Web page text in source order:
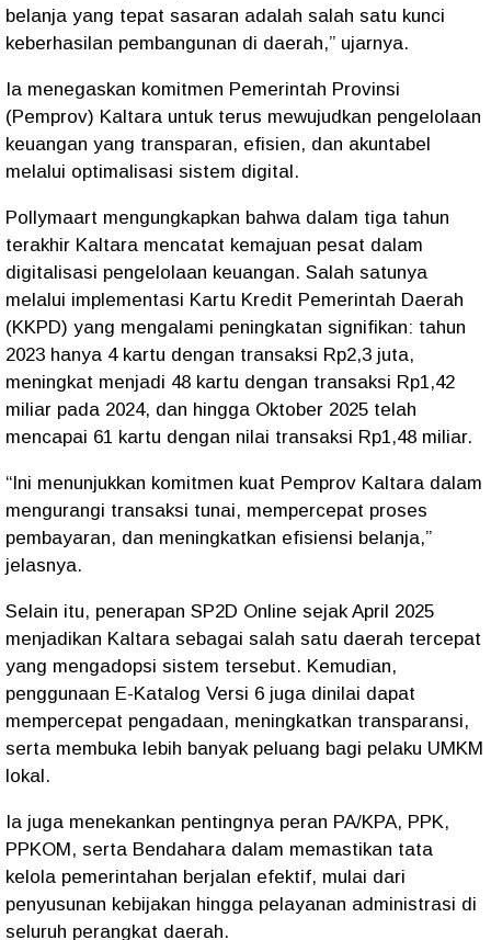
belanja yang tepat sasaran adalah salah satu kunci
keberhasilan pembangunan di daerah,” ujarnya.
Ia menegaskan komitmen Pemerintah Provinsi
(Pemprov) Kaltara untuk terus mewujudkan pengelolaan
keuangan yang transparan, efisien, dan akuntabel
melalui optimalisasi sistem digital.
Pollymaart mengungkapkan bahwa dalam tiga tahun
terakhir Kaltara mencatat kemajuan pesat dalam
digitalisasi pengelolaan keuangan. Salah satunya
melalui implementasi Kartu Kredit Pemerintah Daerah
(KKPD) yang mengalami peningkatan signifikan: tahun
2023 hanya 4 kartu dengan transaksi Rp2,3 juta,
meningkat menjadi 48 kartu dengan transaksi Rp1,42
miliar pada 2024, dan hingga Oktober 2025 telah
mencapai 61 kartu dengan nilai transaksi Rp1,48 miliar.
“Ini menunjukkan komitmen kuat Pemprov Kaltara dalam
mengurangi transaksi tunai, mempercepat proses
pembayaran, dan meningkatkan efisiensi belanja,”
jelasnya.
Selain itu, penerapan SP2D Online sejak April 2025
menjadikan Kaltara sebagai salah satu daerah tercepat
yang mengadopsi sistem tersebut. Kemudian,
penggunaan E-Katalog Versi 6 juga dinilai dapat
mempercepat pengadaan, meningkatkan transparansi,
serta membuka lebih banyak peluang bagi pelaku UMKM
lokal.
Ia juga menekankan pentingnya peran PA/KPA, PPK,
PPKOM, serta Bendahara dalam memastikan tata
kelola pemerintahan berjalan efektif, mulai dari
penyusunan kebijakan hingga pelayanan administrasi di
seluruh perangkat daerah.